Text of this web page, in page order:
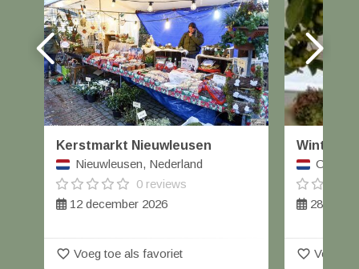
Kerstmarkt Nieuwleusen
Nieuwleusen, Nederland
0 reviews
12 december 2026
favorite_border Voeg toe als favoriet
28 t/m
favorite_border Voeg